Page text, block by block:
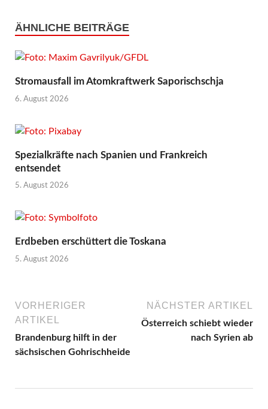
ÄHNLICHE BEITRÄGE
Stromausfall im Atomkraftwerk Saporischschja
6. August 2026
Spezialkräfte nach Spanien und Frankreich
entsendet
5. August 2026
Erdbeben erschüttert die Toskana
5. August 2026
VORHERIGER
ARTIKEL
Brandenburg hilft in der
sächsischen Gohrischheide
NÄCHSTER ARTIKEL
Österreich schiebt wieder
nach Syrien ab